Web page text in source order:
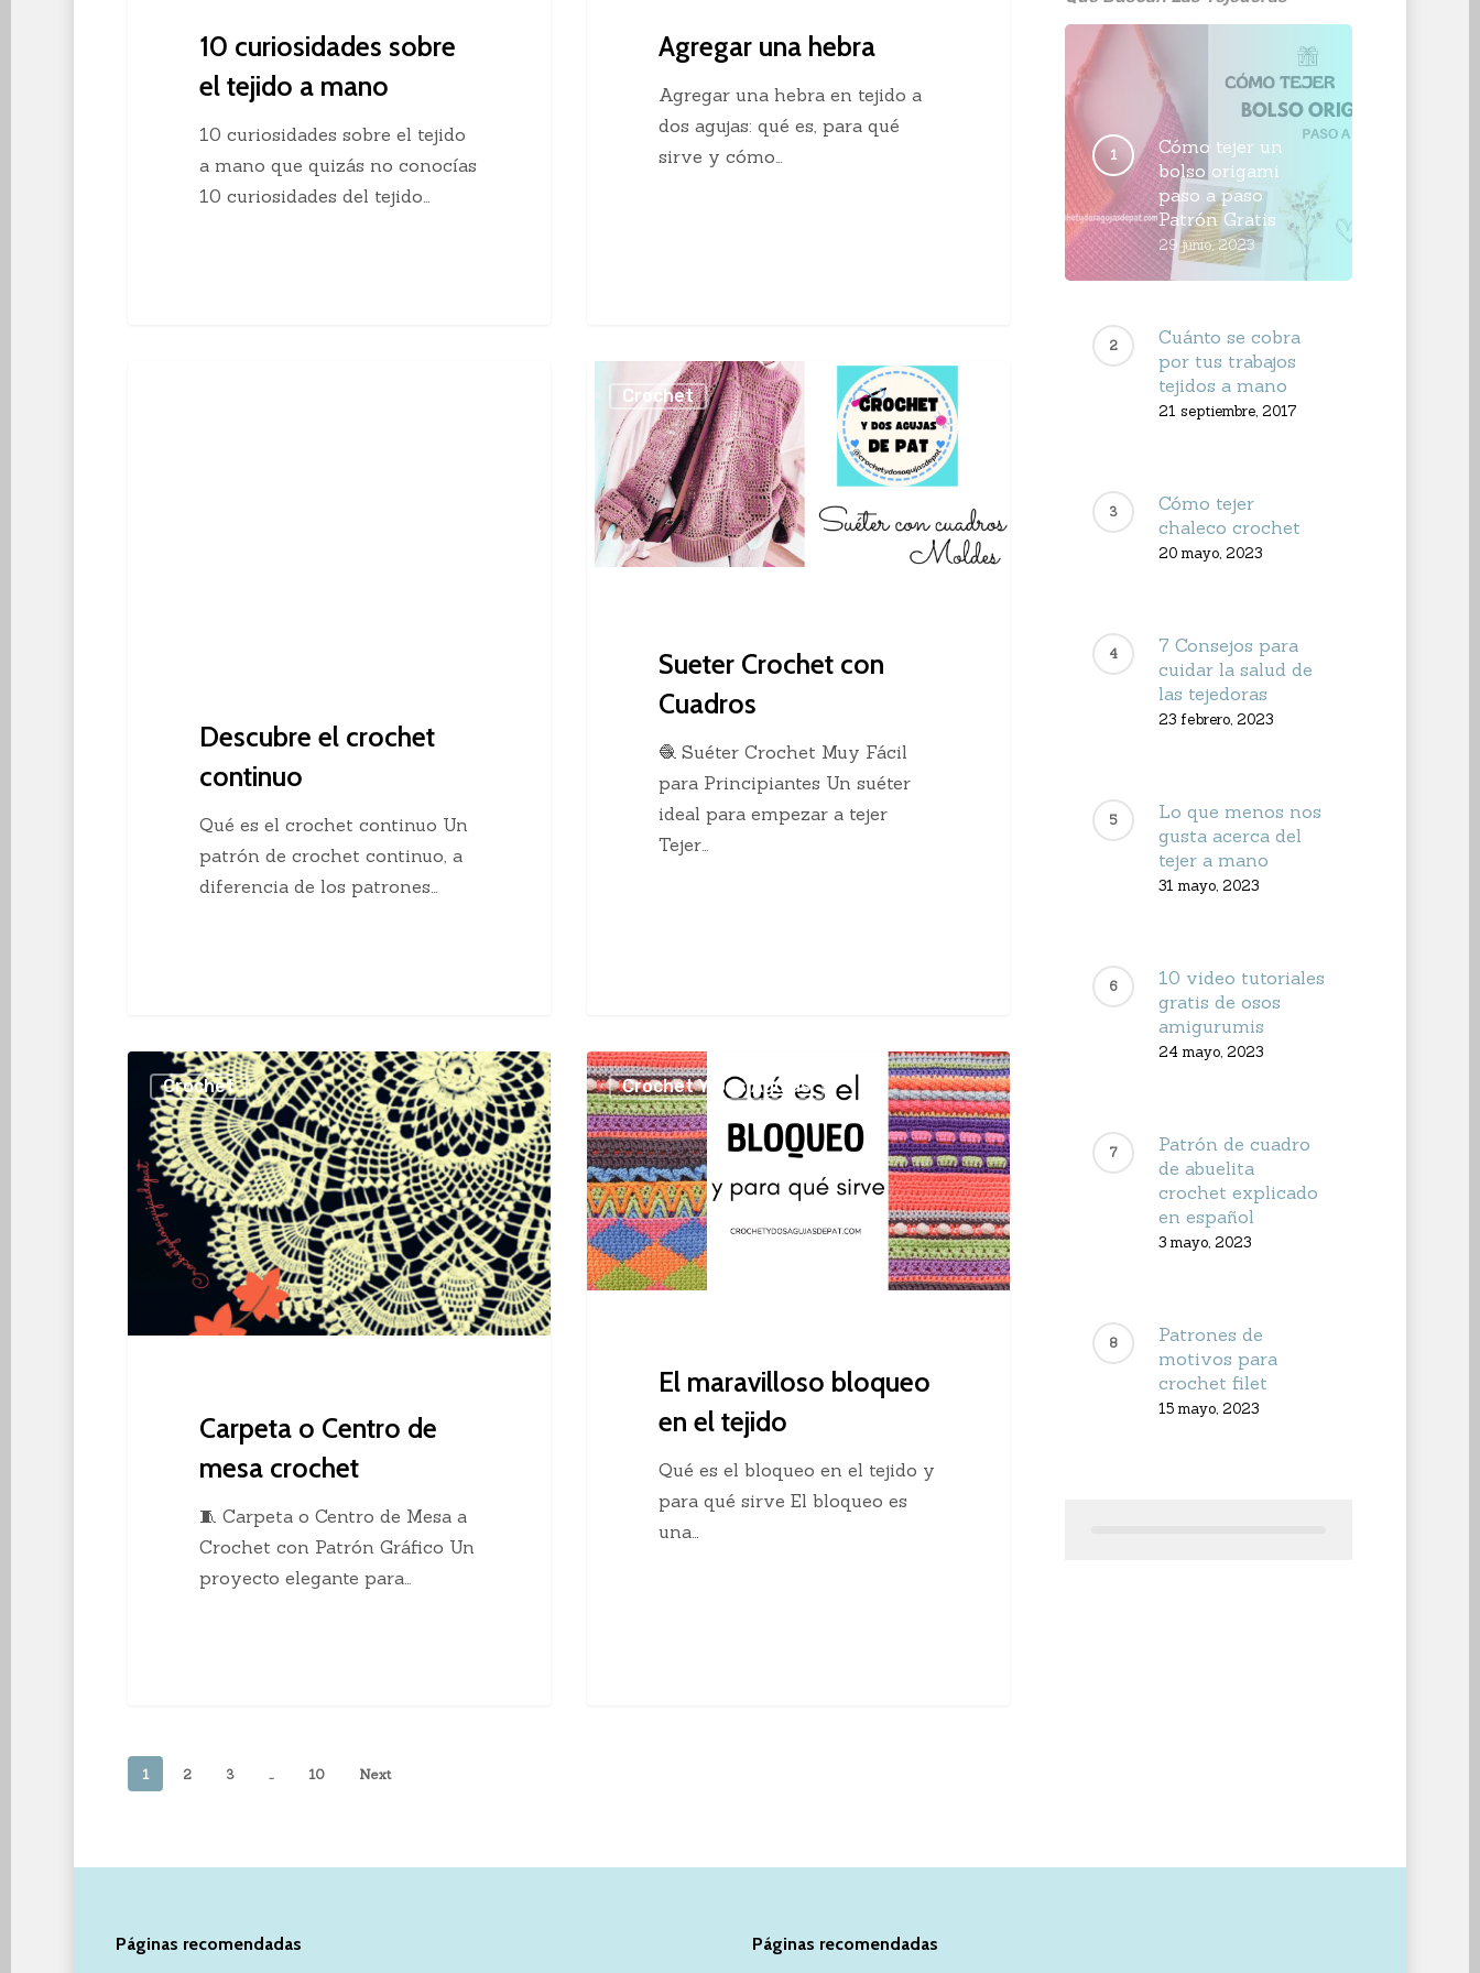
10 curiosidades sobre
el tejido a mano
10 curiosidades sobre el tejido
a mano que quizás no conocías
10 curiosidades del tejido…
Agregar una hebra
Agregar una hebra en tejido a
dos agujas: qué es, para qué
sirve y cómo…
Descubre el crochet
continuo
Qué es el crochet continuo Un
patrón de crochet continuo, a
diferencia de los patrones…
Crochet
con
Cuadros
Crochet
Sueter Crochet con
Cuadros
🧶 Suéter Crochet Muy Fácil
para Principiantes Un suéter
ideal para empezar a tejer
Tejer…
Carpeta
Centro
de
mesa
crochet
Crochet
Carpeta o Centro de
mesa crochet
🧵 Carpeta o Centro de Mesa a
Crochet con Patrón Gráfico Un
proyecto elegante para…
El
maravilloso
bloqueo
en
el
tejido
Crochet Y Dos Agujas
El maravilloso bloqueo
en el tejido
Qué es el bloqueo en el tejido y
para qué sirve El bloqueo es
una…
1 2 3 … 10 Next
Cómo tejer un
bolso origami
paso a paso
Patrón Gratis
29 junio, 2023
Cuánto se cobra
por tus trabajos
tejidos a mano
21 septiembre, 2017
Cómo tejer
chaleco crochet
20 mayo, 2023
7 Consejos para
cuidar la salud de
las tejedoras
23 febrero, 2023
Lo que menos nos
gusta acerca del
tejer a mano
31 mayo, 2023
10 video tutoriales
gratis de osos
amigurumis
24 mayo, 2023
Patrón de cuadro
de abuelita
crochet explicado
en español
3 mayo, 2023
Patrones de
motivos para
crochet filet
15 mayo, 2023
Páginas recomendadas Páginas recomendadas